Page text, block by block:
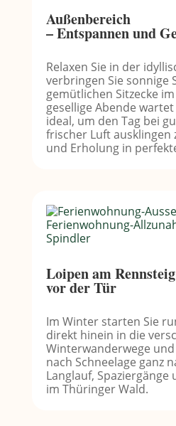
Außenbereich
– Entspannen und
Relaxen Sie in der
verbringen Sie sonnige
gemütlichen Sitzecke
gesellige Abende
ideal, um den Tag bei
frischer Luft ausklingen
und Erholung in
Loipen am Rennsteig
vor der Tür
Im Winter starten Sie
direkt hinein in die
Winterwanderwege
nach Schneelage ganz
Langlauf, Spaziergänge
im Thüringer Wald.